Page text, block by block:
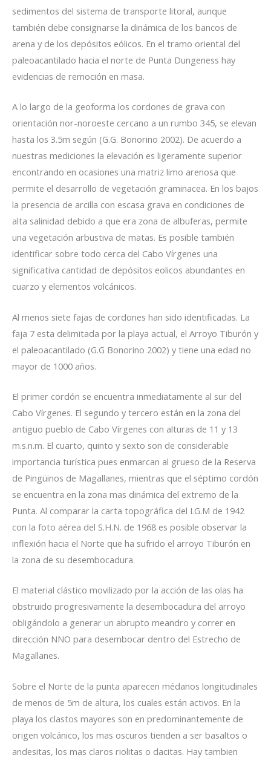
sedimentos del sistema de transporte litoral, aunque
también debe consignarse la dinámica de los bancos de
arena y de los depósitos eólicos. En el tramo oriental del
paleoacantilado hacia el norte de Punta Dungeness hay
evidencias de remoción en masa.
A lo largo de la geoforma los cordones de grava con
orientación nor-noroeste cercano a un rumbo 345, se elevan
hasta los 3.5m según (G.G. Bonorino 2002). De acuerdo a
nuestras mediciones la elevación es ligeramente superior
encontrando en ocasiones una matriz limo arenosa que
permite el desarrollo de vegetación graminacea. En los bajos
la presencia de arcilla con escasa grava en condiciones de
alta salinidad debido a que era zona de albuferas, permite
una vegetación arbustiva de matas. Es posible también
identificar sobre todo cerca del Cabo Vírgenes una
significativa cantidad de depósitos eolicos abundantes en
cuarzo y elementos volcánicos.
Al menos siete fajas de cordones han sido identificadas. La
faja 7 esta delimitada por la playa actual, el Arroyo Tiburón y
el paleoacantilado (G.G Bonorino 2002) y tiene una edad no
mayor de 1000 años.
El primer cordón se encuentra inmediatamente al sur del
Cabo Vírgenes. El segundo y tercero están en la zona del
antiguo pueblo de Cabo Vírgenes con alturas de 11 y 13
m.s.n.m. El cuarto, quinto y sexto son de considerable
importancia turística pues enmarcan al grueso de la Reserva
de Pingüinos de Magallanes, mientras que el séptimo cordón
se encuentra en la zona mas dinámica del extremo de la
Punta. Al comparar la carta topográfica del I.G.M de 1942
con la foto aérea del S.H.N. de 1968 es posible observar la
inflexión hacia el Norte que ha sufrido el arroyo Tiburón en
la zona de su desembocadura.
El material clástico movilizado por la acción de las olas ha
obstruido progresivamente la desembocadura del arroyo
obligándolo a generar un abrupto meandro y correr en
dirección NNO para desembocar dentro del Estrecho de
Magallanes.
Sobre el Norte de la punta aparecen médanos longitudinales
de menos de 5m de altura, los cuales están activos. En la
playa los clastos mayores son en predominantemente de
origen volcánico, los mas oscuros tienden a ser basaltos o
andesitas, los mas claros riolitas o dacitas. Hay tambien